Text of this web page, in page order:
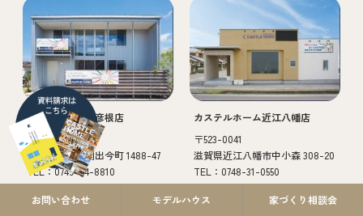
お問い合わせ モデルハウス 家づくり相談会
カステルホーム彦根店
〒522-0056
滋賀県彦根市開出今町 1488-47
TEL：0749-24-8810
営業時間 10:00-18:00
定休日 水曜日
カステルホーム近江八幡店
〒523-0041
滋賀県近江八幡市中小森 308-20
TEL：0748-31-0550
営業時間 10:00-18:00
定休日 水曜日